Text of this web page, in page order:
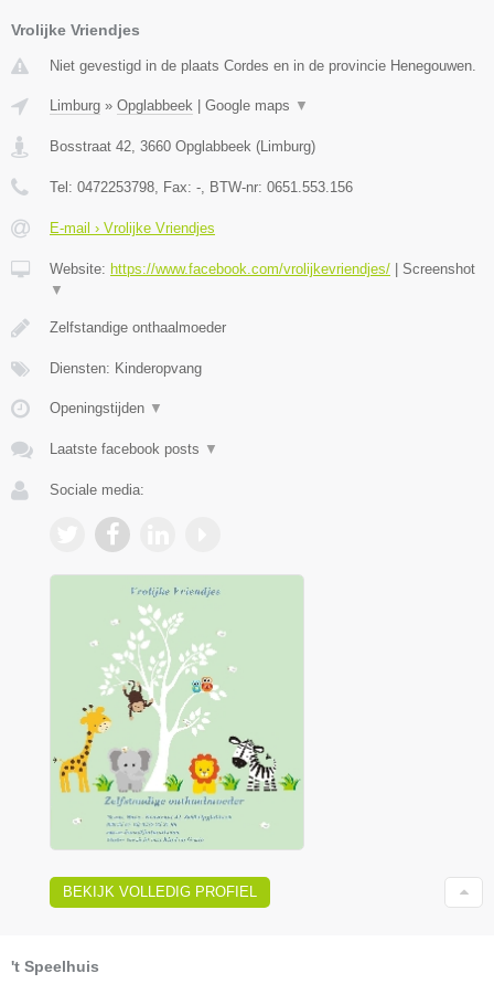
Vrolijke Vriendjes
Niet gevestigd in de plaats Cordes en in de provincie Henegouwen.
Limburg » Opglabbeek Google maps ▼
Bosstraat 42, 3660 Opglabbeek (Limburg)
Tel: 0472253798, Fax: -, BTW-nr: 0651.553.156
E-mail › Vrolijke Vriendjes
Website: https://www.facebook.com/vrolijkevriendjes/
Screenshot
▼
Zelfstandige onthaalmoeder
Diensten: Kinderopvang
Openingstijden ▼
Laatste facebook posts ▼
Sociale media:
BEKIJK VOLLEDIG PROFIEL
't Speelhuis